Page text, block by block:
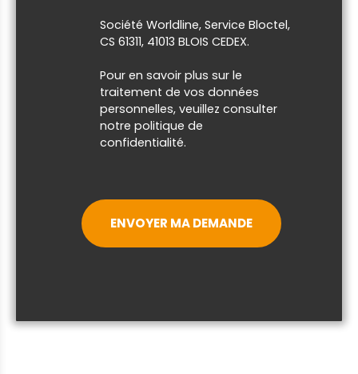
Société Worldline, Service Bloctel,
CS 61311, 41013 BLOIS CEDEX.
Pour en savoir plus sur le
traitement de vos données
personnelles, veuillez consulter
notre politique de
confidentialité.
ENVOYER MA DEMANDE